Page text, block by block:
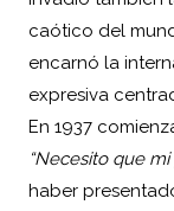
caótico del
encarnó la
expresiva
En 1937
“Necesito que
haber